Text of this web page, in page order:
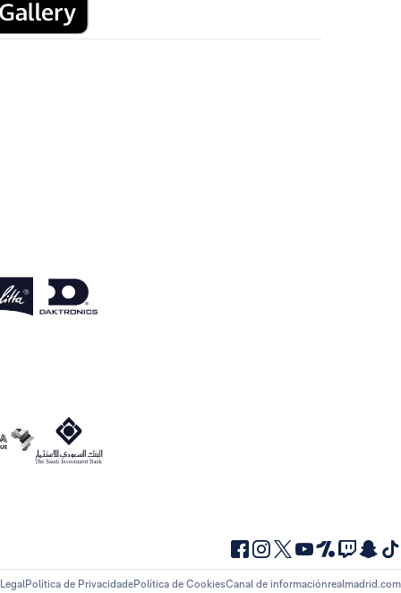
Política de PrivacidadePolítica de CookiesCanal de informaciónrealmadrid.com